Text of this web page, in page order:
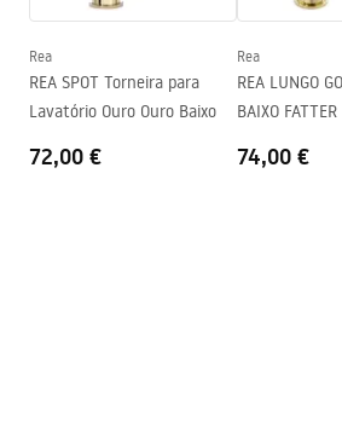
Profundidade
90mm
Forma
Furo da bateria
Sim
Rea
REA SPOT Torneira para
Lavatório Ouro Ouro Baixo
72,00 €
Rea
REA LUNGO
BAIXO FATTER
74,00 €